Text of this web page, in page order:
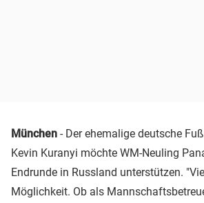
München - Der ehemalige deutsche
Kevin Kuranyi möchte WM-Neuling
Endrunde in Russland unterstützen.
Möglichkeit. Ob als